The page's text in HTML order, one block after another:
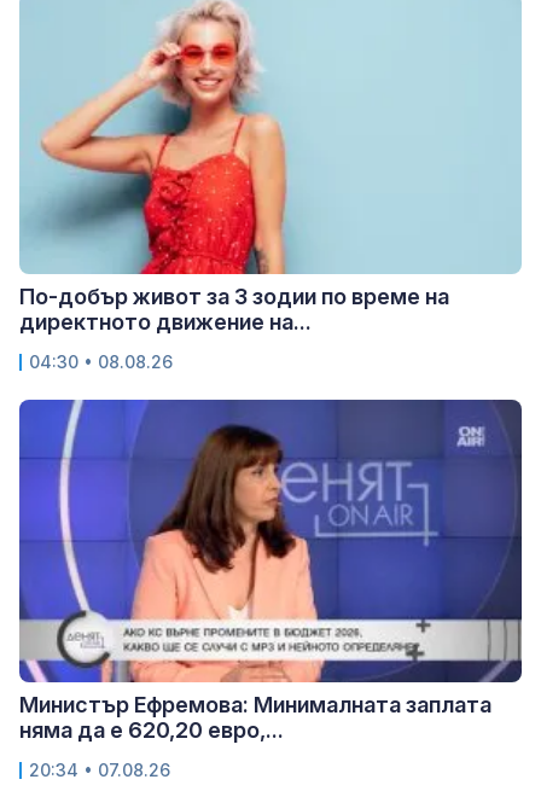
По-добър живот за 3 зодии по време на
директното движение на...
04:30 • 08.08.26
Министър Ефремова: Минималната заплата
няма да е 620,20 евро,...
20:34 • 07.08.26